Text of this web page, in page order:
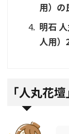
用）の
明石
人用
「人丸花壇